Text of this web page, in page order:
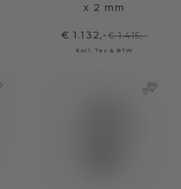
x 2 mm
€ 1.132,-€ 1.415,-
Excl. Tax & BTW